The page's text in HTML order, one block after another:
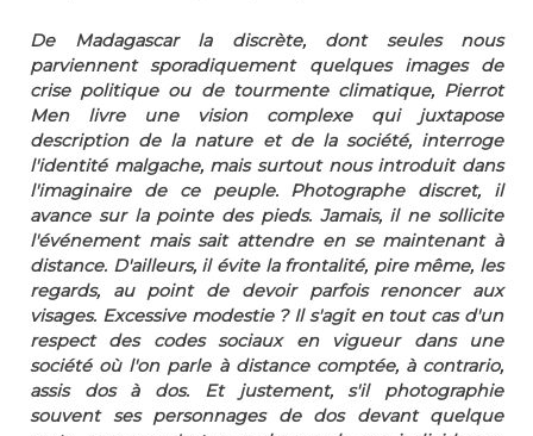
De Madagascar la discrète, dont seules nous
parviennent sporadiquement quelques images de
crise politique ou de tourmente climatique, Pierrot
Men livre une vision complexe qui juxtapose
description de la nature et de la société, interroge
l'identité malgache, mais surtout nous introduit dans
l'imaginaire de ce peuple. Photographe discret, il
avance sur la pointe des pieds. Jamais, il ne sollicite
l'événement mais sait attendre en se maintenant à
distance. D'ailleurs, il évite la frontalité, pire même, les
regards, au point de devoir parfois renoncer aux
visages. Excessive modestie ? Il s'agit en tout cas d'un
respect des codes sociaux en vigueur dans une
société où l'on parle à distance comptée, à contrario,
assis dos à dos. Et justement, s'il photographie
souvent ses personnages de dos devant quelque